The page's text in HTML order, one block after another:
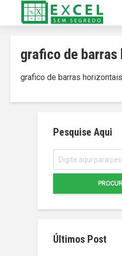
grafico de barras
grafico de barras horizontais
Pesquise Aqui
Últimos Post